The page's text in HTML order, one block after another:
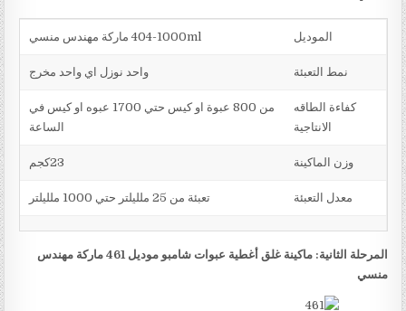
الموديل 404-1000ml ماركة مهندس منسي
نمط التعبئة واحد نوزل اي واحد مخرج
كفاءة الطاقه
الانتاجية
من 800 عبوة او كيس حتي 1700 عبوه او كيس في
الساعة
وزن الماكينة
معدل التعبئة تعبئة من 25 ملليلتر حتي 1000 ملليلتر
المرحلة الثانية: ماكينة غلق أغطية عبوات شامبو موديل 461 ماركة مهندس
منسي